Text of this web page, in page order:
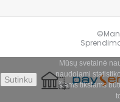
Sutinku
Mūsų svetainė
naudojami
šiems tikslams